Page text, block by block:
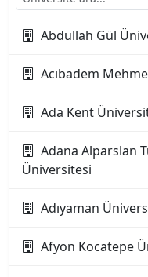
Abdullah Gül
Acıbadem
Ada Kent
Adana Alparslan
Üniversitesi
Adıyaman
Afyon Kocatepe